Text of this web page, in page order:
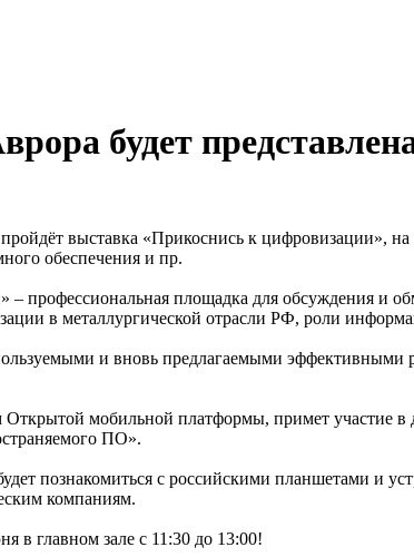
будет
выставка «Прикоснись к цифровизации», на
обеспечения и пр.
– профессиональная площадка для обсуждения и
в металлургической отрасли РФ, роли
и вновь предлагаемыми эффективными
мобильной платформы, примет участие
ПО».
познакомиться с российскими планшетами и
компаниям.
в главном зале с 11:30 до 13:00!